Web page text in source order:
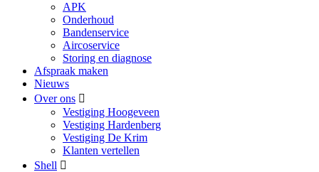
APK
Onderhoud
Bandenservice
Aircoservice
Storing en diagnose
Afspraak maken
Nieuws
Over ons
Vestiging Hoogeveen
Vestiging Hardenberg
Vestiging De Krim
Klanten vertellen
Shell